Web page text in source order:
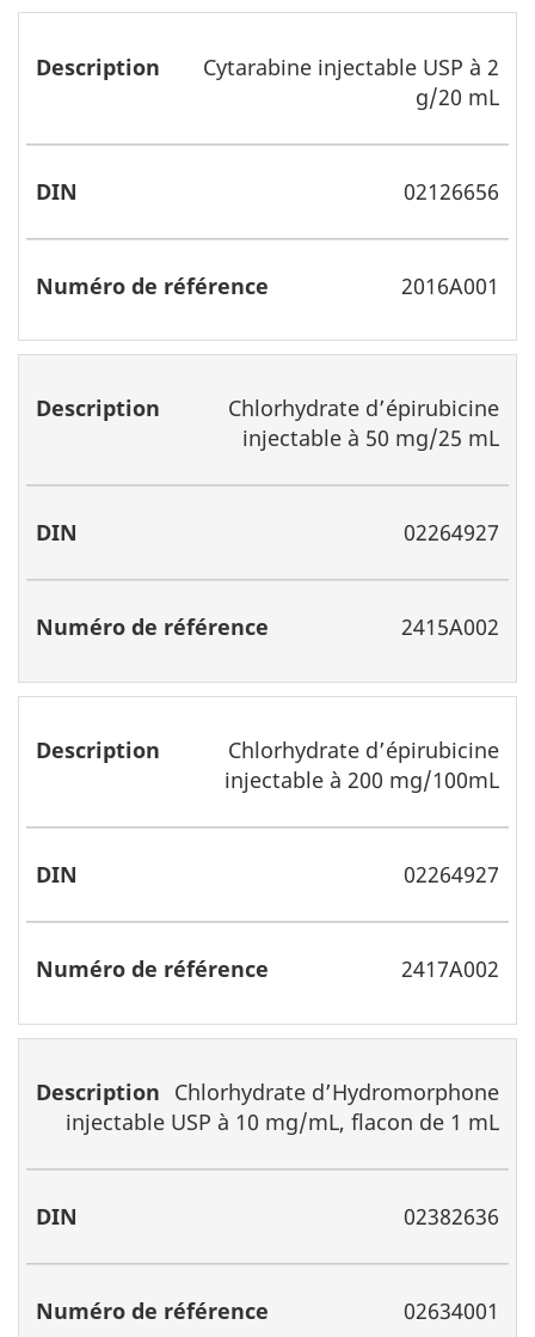
Cytarabine injectable USP à 2
g/20 mL
02126656
2016A001
Chlorhydrate d’épirubicine
injectable à 50 mg/25 mL
02264927
2415A002
Chlorhydrate d’épirubicine
injectable à 200 mg/100mL
02264927
2417A002
Chlorhydrate d’Hydromorphone
injectable USP à 10 mg/mL, flacon de 1 mL
02382636
02634001